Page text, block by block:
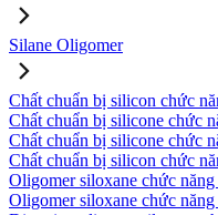
Silane Oligomer
Chất chuẩn bị silicon chức
Chất chuẩn bị silicone chức
Chất chuẩn bị silicone chức
Chất chuẩn bị silicon chức
Oligomer siloxane chức
Oligomer siloxane chức